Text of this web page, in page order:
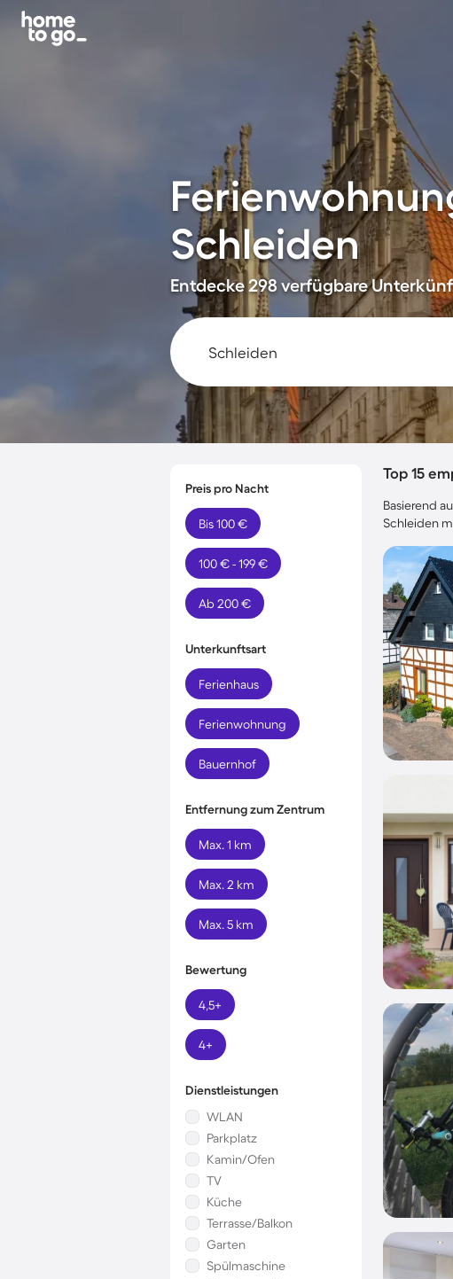
Schleiden
Entdecke 298 verfügbare
Preis pro Nacht
Bis 100 €
100 € - 199 €
Ab 200 €
Unterkunftsart
Ferienhaus
Ferienwohnung
Bauernhof
Entfernung zum Zentrum
Max. 1 km
Max. 2 km
Max. 5 km
Bewertung
4,5+
4+
Dienstleistungen
WLAN
Parkplatz
Kamin/Ofen
TV
Küche
Terrasse/Balkon
Garten
Spülmaschine
Top 15
Basierend
Schleiden